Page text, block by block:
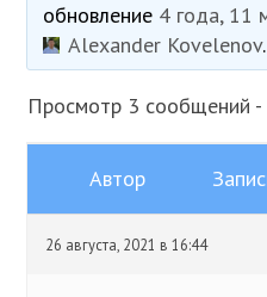
обновление 4 года, 11
Alexander Kovelenov.
Просмотр 3 сообщений -
Автор
26 августа, 2021 в 16:44